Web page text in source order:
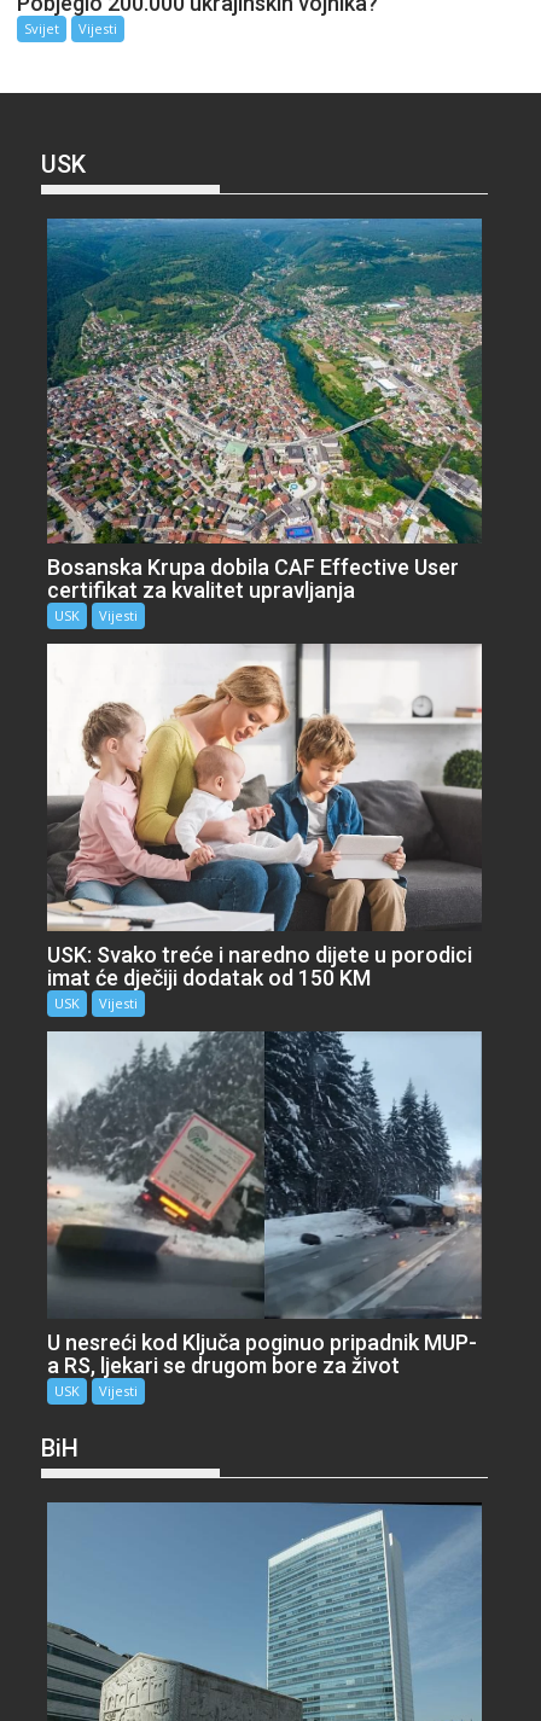
Svijet Vijesti
USK
Bosanska Krupa dobila CAF Effective User
certifikat za kvalitet upravljanja
USK Vijesti
USK: Svako treće i naredno dijete u porodici
imat će dječiji dodatak od 150 KM
USK Vijesti
U nesreći kod Ključa poginuo pripadnik MUP-
a RS, ljekari se drugom bore za život
USK Vijesti
BiH